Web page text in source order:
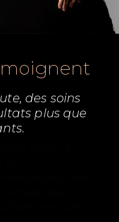
des soins
plus que